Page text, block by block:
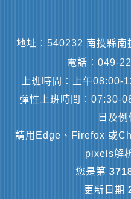
地址︰540232 南投縣南
電話︰049-
上班時間︰上午08:00-
彈性上班時間︰07:30-
日及
請用Edge、Firefox 或
pixels解
您是第
更新日期